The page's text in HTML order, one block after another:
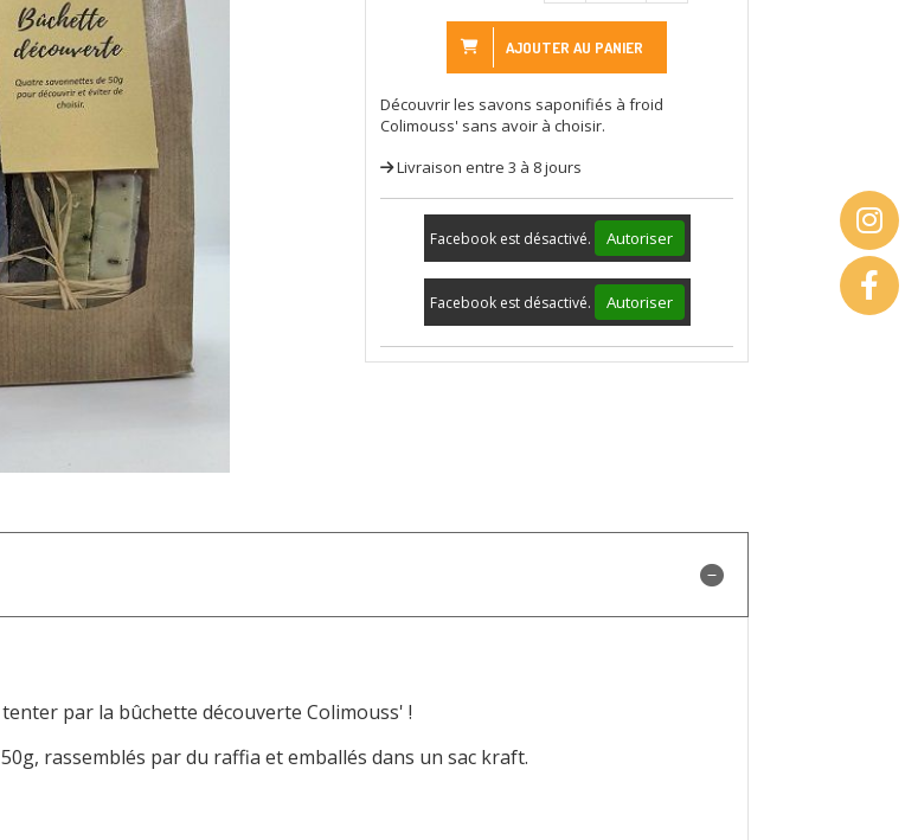
AJOUTER AU PANIER
Découvrir les savons saponifiés à froid
Colimouss' sans avoir à choisir.
Livraison entre 3 à 8 jours
Facebook est désactivé. Autoriser
Facebook est désactivé. Autoriser
par la bûchette découverte Colimouss' !
rassemblés par du raffia et emballés dans un sac kraft.